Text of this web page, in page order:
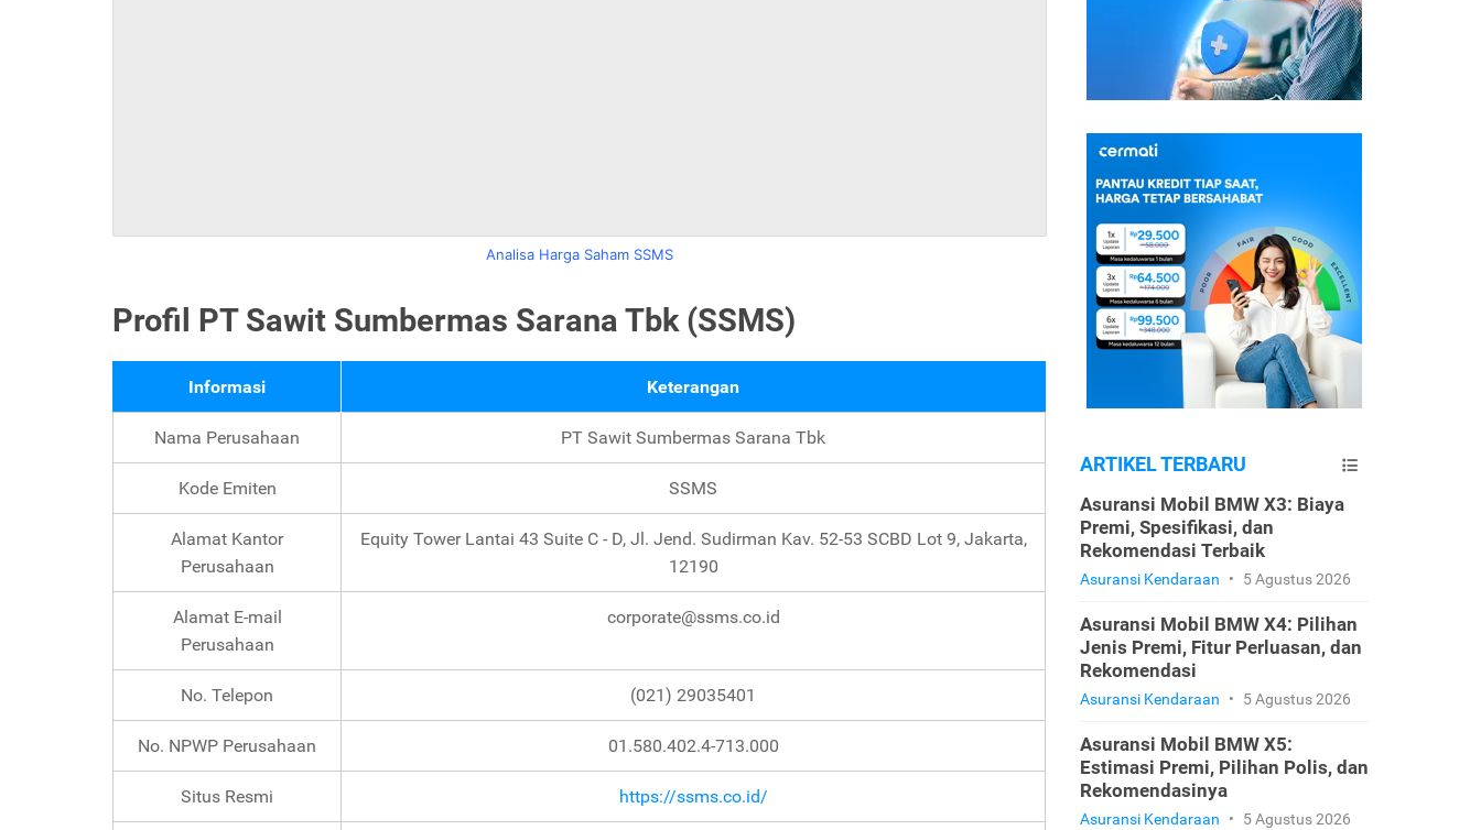
Analisa Harga Saham SSMS
Profil PT Sawit Sumbermas Sarana Tbk (SSMS)
Informasi Keterangan
Nama Perusahaan PT Sawit Sumbermas Sarana Tbk
Kode Emiten SSMS
Alamat Kantor
Perusahaan
Equity Tower Lantai 43 Suite C - D, Jl. Jend. Sudirman Kav. 52-53 SCBD Lot 9, Jakarta,
12190
Alamat E-mail
Perusahaan
corporate@ssms.co.id
No. Telepon (021) 29035401
No. NPWP Perusahaan 01.580.402.4-713.000
Situs Resmi https://ssms.co.id/
ARTIKEL TERBARU
Asuransi Mobil BMW X3: Biaya
Premi, Spesifikasi, dan
Rekomendasi Terbaik
Asuransi Kendaraan • 5 Agustus 2026
Asuransi Mobil BMW X4: Pilihan
Jenis Premi, Fitur Perluasan, dan
Rekomendasi
Asuransi Kendaraan • 5 Agustus 2026
Asuransi Mobil BMW X5:
Estimasi Premi, Pilihan Polis, dan
Rekomendasinya
Asuransi Kendaraan • 5 Agustus 2026